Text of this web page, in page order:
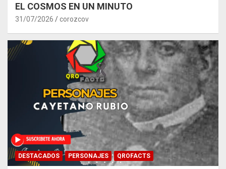
EL COSMOS EN UN MINUTO
31/07/2026 corozcov
DESTACADOS PERSONAJES QROFACTS